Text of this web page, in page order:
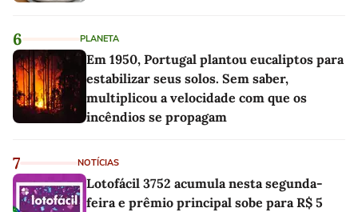
6 PLANETA
Em 1950, Portugal plantou eucaliptos para
estabilizar seus solos. Sem saber,
multiplicou a velocidade com que os
incêndios se propagam
7 NOTÍCIAS
Lotofácil 3752 acumula nesta segunda-
feira e prêmio principal sobe para R$ 5